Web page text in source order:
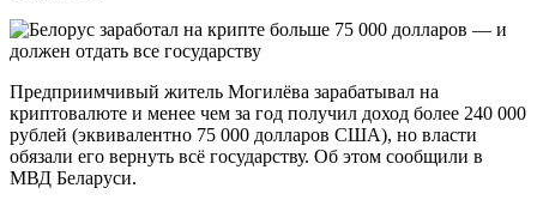
Предприимчивый житель Могилёва зарабатывал на
криптовалюте и менее чем за год получил доход более 240 000
рублей (эквивалентно 75 000 долларов США), но власти
обязали его вернуть всё государству. Об этом сообщили в
МВД Беларуси.